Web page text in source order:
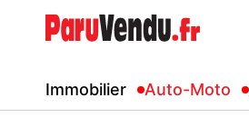
Immobilier Auto-Moto